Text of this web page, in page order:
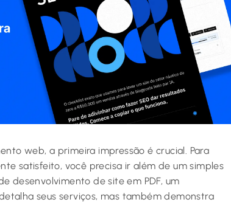
web, a primeira impressão é crucial. Para
satisfeito, você precisa ir além de um simples
desenvolvimento de site em PDF, um
seus serviços, mas também demonstra